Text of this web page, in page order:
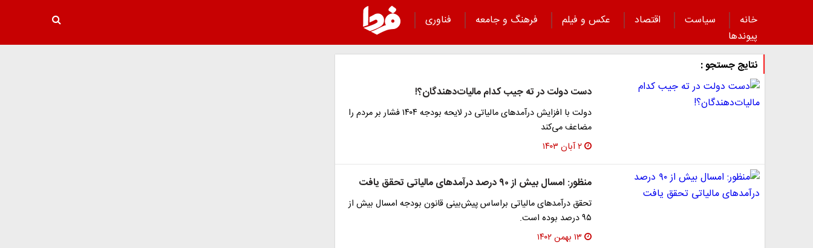
خانه سیاست اقتصاد عکس و فیلم فرهنگ و جامعه
فناوری
پیوند‌ها
نتایج جستجو :
دست دولت در ته جیب کدام مالیات‌دهندگان؟!
دولت با افزایش درآمد‌های مالیاتی در لایحه بودجه ۱۴۰۴ فشار بر مردم را
مضاعف می‌کند
۲ آبان ۱۴۰۳
منظور: امسال بیش از ۹۰ درصد درآمدهای مالیاتی تحقق یافت
تحقق درآمدهای مالیاتی براساس پیش‌بینی قانون بودجه امسال بیش از
۹۵ درصد بوده است.
۱۳ بهمن ۱۴۰۲